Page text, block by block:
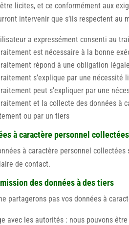
licites, et ce conformément aux
intervenir que s’ils respectent au
a expressément consenti au
est nécessaire à la bonne
répond à une obligation légale
s’explique par une nécessité
peut s’expliquer par une
et la collecte des données à
ou par un tiers
à caractère personnel
à caractère personnel collectées
de contact.
des données à des tiers
partagerons pas vos données à
avec les autorités : nous pouvons